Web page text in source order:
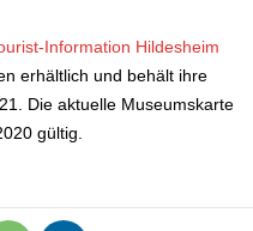
Information Hildesheim
erhältlich und behält ihre
Die aktuelle Museumskarte
gültig.